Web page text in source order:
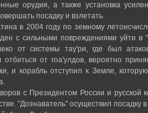
орудия, а также установка
посадку и взлетать.
в 2004 году по земному
с сильными повреждениями уйти
от системы тау'ри, где был
отбиться от гоа'улдов, вероятно
и корабль отступил к Земле,
с Президентом России и
"Дознаватель" осуществил